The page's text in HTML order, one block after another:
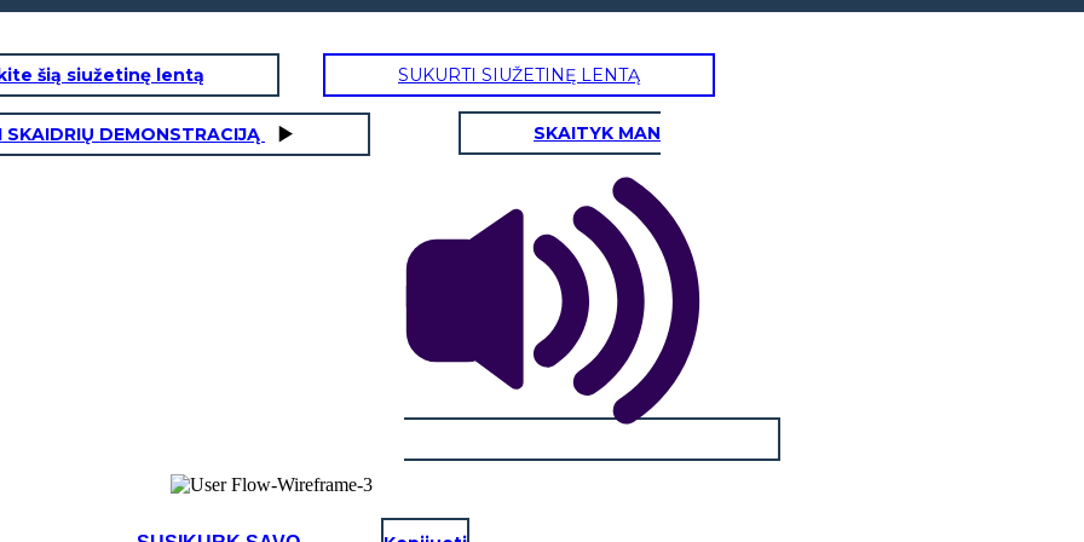
šią siužetinę lentą SUKURTI SIUŽETINĘ LENTĄ
SKAIDRIŲ DEMONSTRACIJĄ SKAITYK MAN